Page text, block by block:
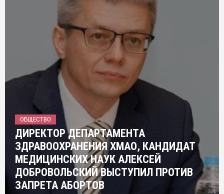
ОБЩЕСТВО
ДИРЕКТОР ДЕПАРТАМЕНТА
ЗДРАВООХРАНЕНИЯ ХМАО, КАНДИДАТ
МЕДИЦИНСКИХ НАУК АЛЕКСЕЙ
ДОБРОВОЛЬСКИЙ ВЫСТУПИЛ ПРОТИВ
ЗАПРЕТА АБОРТОВ